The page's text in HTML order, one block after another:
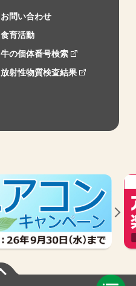
お問い合わせ
食育活動
牛の個体番号検索
放射性物質検査結果